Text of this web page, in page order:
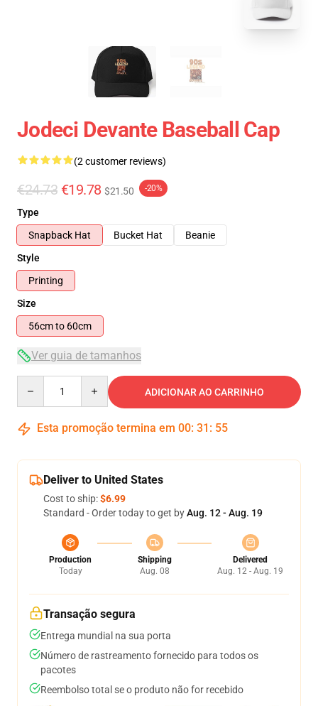
Jodeci Devante Baseball Cap
(2 customer reviews)
€24.73 €19.78 $21.50 -20%
Type
Snapback Hat
Bucket Hat
Beanie
Style
Printing
Size
56cm to 60cm
Ver guia de tamanhos
ADICIONAR AO CARRINHO
Esta promoção termina em 00: 31 : 54
Deliver to United States
Cost to ship:$6.99
Standard - Order today to get byAug. 12 - Aug. 19
Production
Today
Shipping
Aug. 08
Delivered
Aug. 12 - Aug. 19
Transação segura
Entrega mundial na sua porta
Número de rastreamento fornecido para todos os
pacotes
Reembolso total se o produto não for recebido